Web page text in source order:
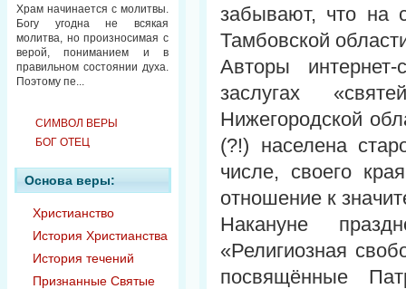
Храм начинается с молитвы.
Богу угодна не всякая
молитва, но произносимая с
верой, пониманием и в
правильном состоянии духа.
Поэтому пе...
СИМВОЛ ВЕРЫ
БОГ ОТЕЦ
Основа веры:
Христианство
История Христианства
История течений
Признанные Святые
забывают, что на
Тамбовской
Авторы
заслугах
Нижегородской
(?!) населена
числе, своего
отношение к
Накануне
«Религиозная
посвящённые